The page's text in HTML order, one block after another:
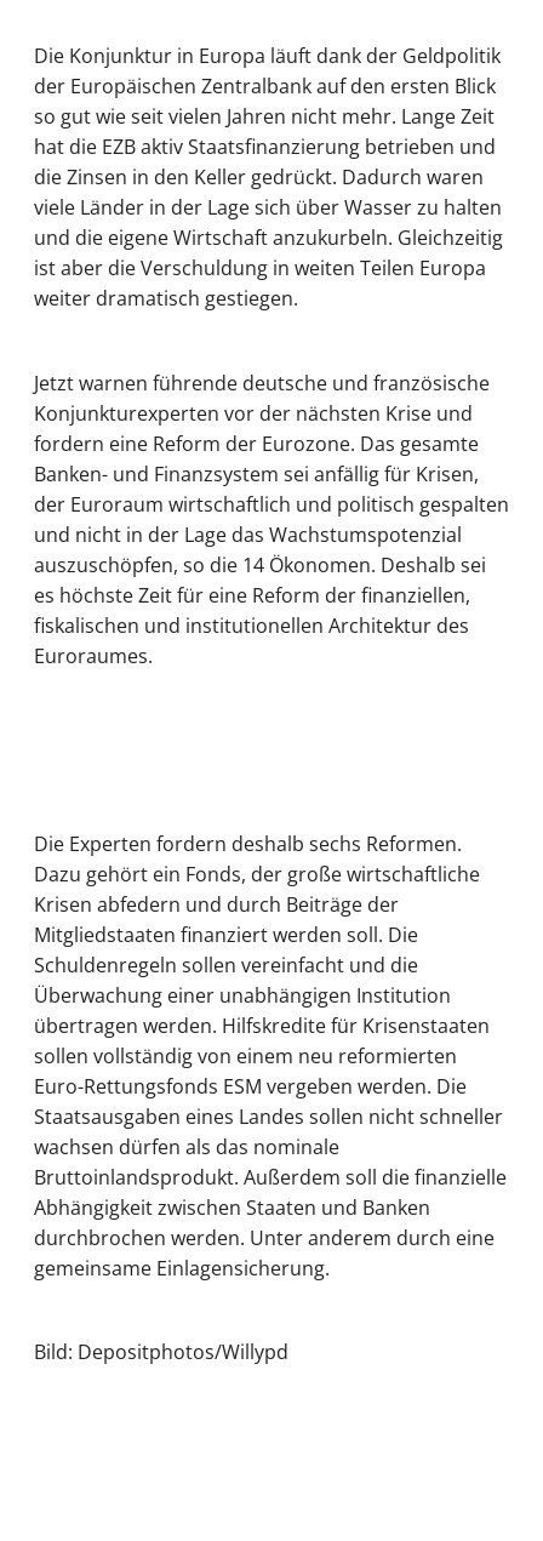
Die Konjunktur in Europa läuft dank der Geldpolitik
der Europäischen Zentralbank auf den ersten Blick
so gut wie seit vielen Jahren nicht mehr. Lange Zeit
hat die EZB aktiv Staatsfinanzierung betrieben und
die Zinsen in den Keller gedrückt. Dadurch waren
viele Länder in der Lage sich über Wasser zu halten
und die eigene Wirtschaft anzukurbeln. Gleichzeitig
ist aber die Verschuldung in weiten Teilen Europa
weiter dramatisch gestiegen.
Jetzt warnen führende deutsche und französische
Konjunkturexperten vor der nächsten Krise und
fordern eine Reform der Eurozone. Das gesamte
Banken- und Finanzsystem sei anfällig für Krisen,
der Euroraum wirtschaftlich und politisch gespalten
und nicht in der Lage das Wachstumspotenzial
auszuschöpfen, so die 14 Ökonomen. Deshalb sei
es höchste Zeit für eine Reform der finanziellen,
fiskalischen und institutionellen Architektur des
Euroraumes.
Die Experten fordern deshalb sechs Reformen.
Dazu gehört ein Fonds, der große wirtschaftliche
Krisen abfedern und durch Beiträge der
Mitgliedstaaten finanziert werden soll. Die
Schuldenregeln sollen vereinfacht und die
Überwachung einer unabhängigen Institution
übertragen werden. Hilfskredite für Krisenstaaten
sollen vollständig von einem neu reformierten
Euro-Rettungsfonds ESM vergeben werden. Die
Staatsausgaben eines Landes sollen nicht schneller
wachsen dürfen als das nominale
Bruttoinlandsprodukt. Außerdem soll die finanzielle
Abhängigkeit zwischen Staaten und Banken
durchbrochen werden. Unter anderem durch eine
gemeinsame Einlagensicherung.
Bild: Depositphotos/Willypd